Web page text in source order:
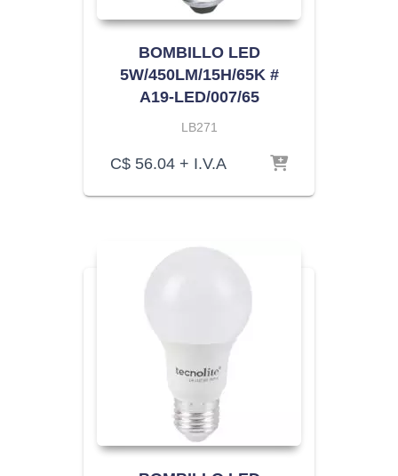
BOMBILLO LED
5W/450LM/15H/65K #
A19-LED/007/65
LB271
C$ 56.04 + I.V.A